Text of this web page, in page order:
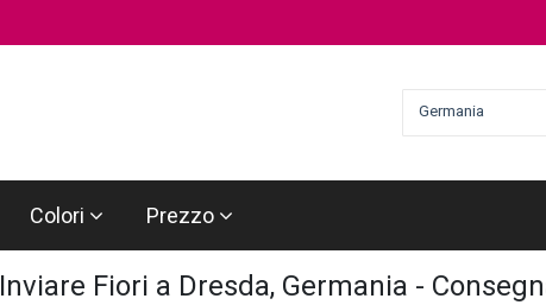
Germania
Colori Prezzo
Inviare Fiori a Dresda, Germania -